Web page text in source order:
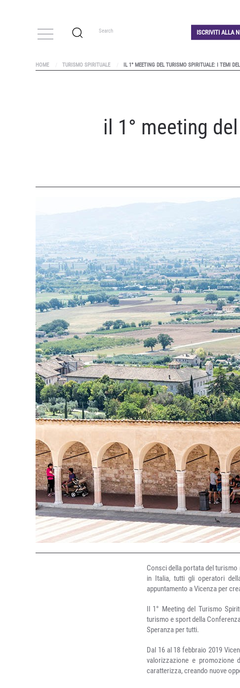
ISCRIVITI ALLA
HOME TURISMO SPIRITUALE IL 1° MEETING DEL TURISMO SPIRITUALE: I TEMI
il 1° meeting
Consci della portata del
in Italia, tutti gli operatori
appuntamento a Vicenza per
Il 1° Meeting del Turismo
turismo e sport della
Speranza per tutti.
Dal 16 al 18 febbraio 2019
valorizzazione e promozione
caratterizza, creando nuove